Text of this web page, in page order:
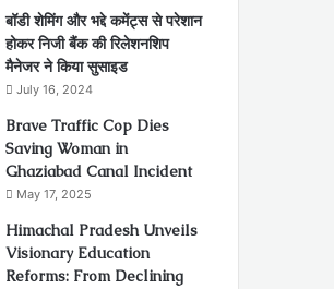
बॉडी शेमिंग और भद्दे कमेंट्स से परेशान
होकर निजी बैंक की रिलेशनशिप
मैनेजर ने किया सुसाइड
July 16, 2024
Brave Traffic Cop Dies
Saving Woman in
Ghaziabad Canal Incident
May 17, 2025
Himachal Pradesh Unveils
Visionary Education
Reforms: From Declining